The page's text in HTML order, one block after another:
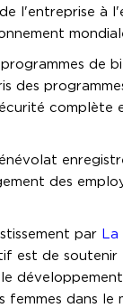
l'entreprise à
de
des
complète
des
par La
est de soutenir
femmes dans le